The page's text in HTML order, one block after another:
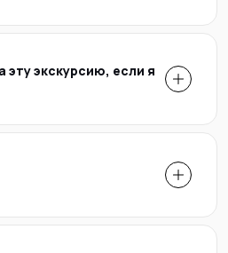
эту экскурсию, если я